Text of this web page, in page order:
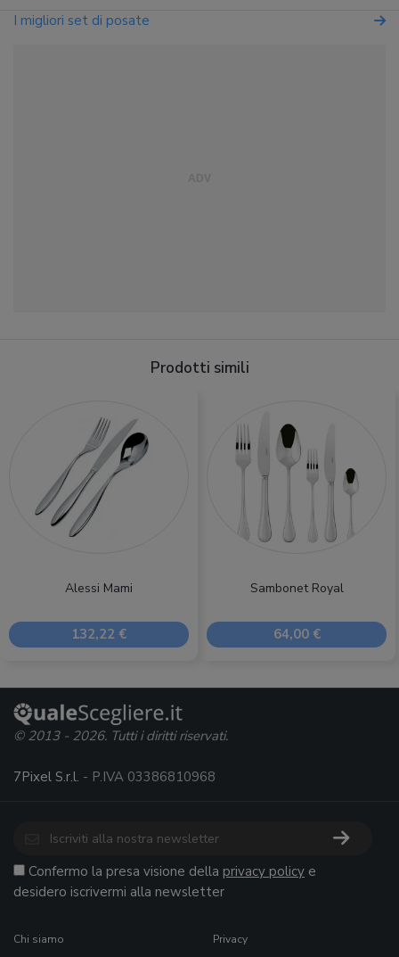
I migliori set di posate
Prodotti simili
Alessi Mami
132,22 €
Sambonet Royal
64,00 €
© 2013 - 2026. Tutti i diritti riservati.
7Pixel S.r.l. - P.IVA 03386810968
Confermo la presa visione della privacy policy e
desidero iscrivermi alla newsletter
Chi siamo Privacy